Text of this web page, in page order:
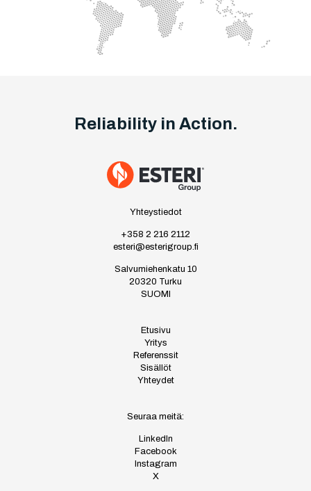
Reliability in Action.
Yhteystiedot
+358 2 216 2112
esteri@esterigroup.fi
Salvumiehenkatu 10
20320 Turku
SUOMI
Etusivu
Yritys
Referenssit
Sisällöt
Yhteydet
Seuraa meitä:
LinkedIn
Facebook
Instagram
X